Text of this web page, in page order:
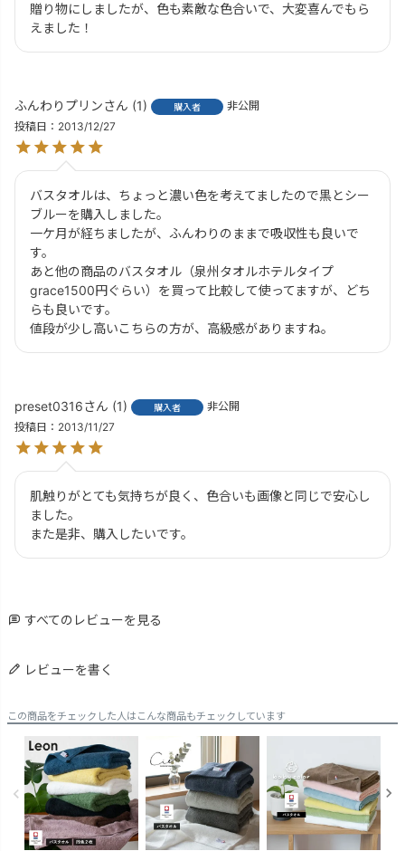
贈り物にしましたが、色も素敵な色合いで、大変喜んでもら
えました！
ふんわりプリン 1 購入者
非公開
投稿日
2013/12/27
バスタオルは、ちょっと濃い色を考えてましたので黒とシー
ブルーを購入しました。
一ケ月が経ちましたが、ふんわりのままで吸収性も良いで
す。
あと他の商品のバスタオル（泉州タオルホテルタイプ
grace1500円ぐらい）を買って比較して使ってますが、どち
らも良いです。
値段が少し高いこちらの方が、高級感がありますね。
preset0316 1 購入者
非公開
投稿日
2013/11/27
肌触りがとても気持ちが良く、色合いも画像と同じで安心し
ました。
また是非、購入したいです。
すべてのレビューを見る
レビューを書く
この商品をチェックした人はこんな商品もチェックしています